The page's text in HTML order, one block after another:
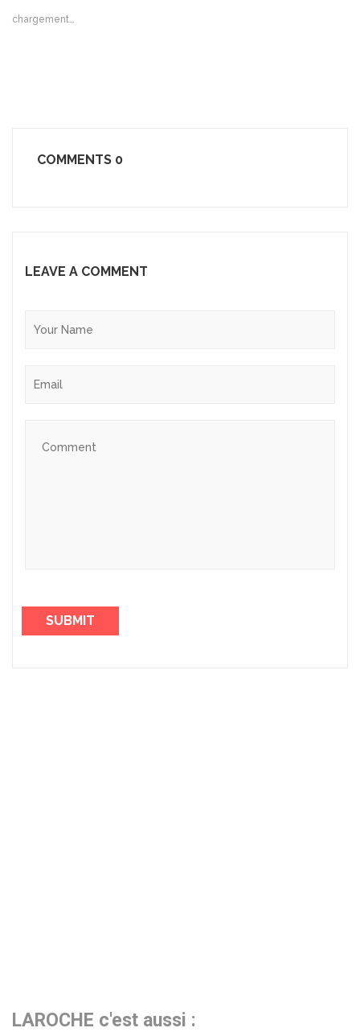
chargement…
COMMENTS 0
LEAVE A COMMENT
LAROCHE c'est aussi :